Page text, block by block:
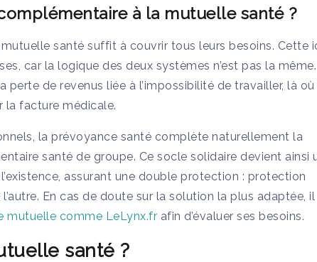
à la mutuelle santé ?
santé suffit à couvrir tous leurs besoins. Cette
car la logique des deux systèmes n’est pas la
de revenus liée à l’impossibilité de travailler, là où
la facture médicale.
la prévoyance santé complète naturellement la
santé de groupe. Ce socle solidaire devient ainsi
assurant une double protection : protection
En cas de doute sur la solution la plus adaptée, il
mutuelle comme LeLynx.fr afin d’évaluer ses besoins.
santé ?